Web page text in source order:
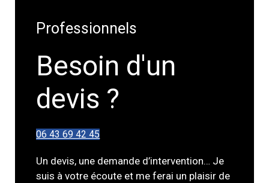
Professionnels
Besoin d'un
devis ?
06 43 69 42 45
Un devis, une demande d’intervention… Je
suis à votre écoute et me ferai un plaisir de